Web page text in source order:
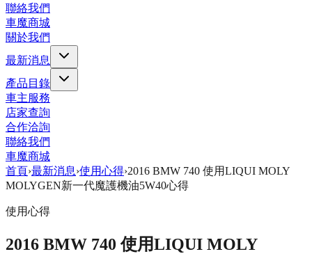
聯絡我們
車魔商城
關於我們
最新消息
產品目錄
車主服務
店家查詢
合作洽詢
聯絡我們
車魔商城
首頁›最新消息›使用心得›2016 BMW 740 使用LIQUI MOLY
MOLYGEN新一代魔護機油5W40心得
使用心得
2016 BMW 740 使用LIQUI MOLY